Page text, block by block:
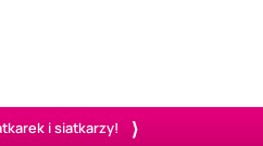
i siatkarzy!